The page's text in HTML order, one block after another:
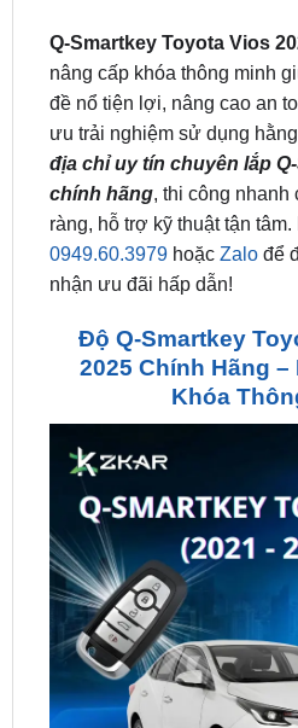
Q-Smartkey Toyota Vios
nâng cấp khóa thông minh
đề nổ tiện lợi, nâng cao an
ưu trải nghiệm sử dụng
địa chỉ uy tín chuyên lắp
chính hãng, thi công nhanh
ràng, hỗ trợ kỹ thuật tận
0949.60.3979hoặc Zalođể
nhận ưu đãi hấp dẫn!
Độ Q-Smartkey
2025 Chính Hãng –
Khóa